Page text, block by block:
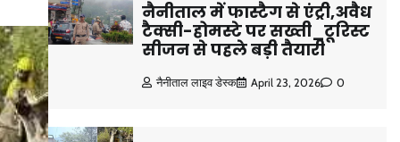
नैनीताल में फास्टैग से एंट्री,अवैध
टैक्सी-होमस्टे पर सख्ती_टूरिस्ट
सीजन से पहले बड़ी तैयारी
नैनीताल लाइव डेस्क April 23, 2026 0